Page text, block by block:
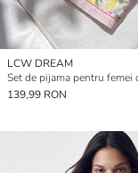
LCW DREAM
139,99 RON